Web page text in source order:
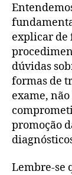
explicar de
dúvidas
formas de
exame,
promoção
Lembre-se